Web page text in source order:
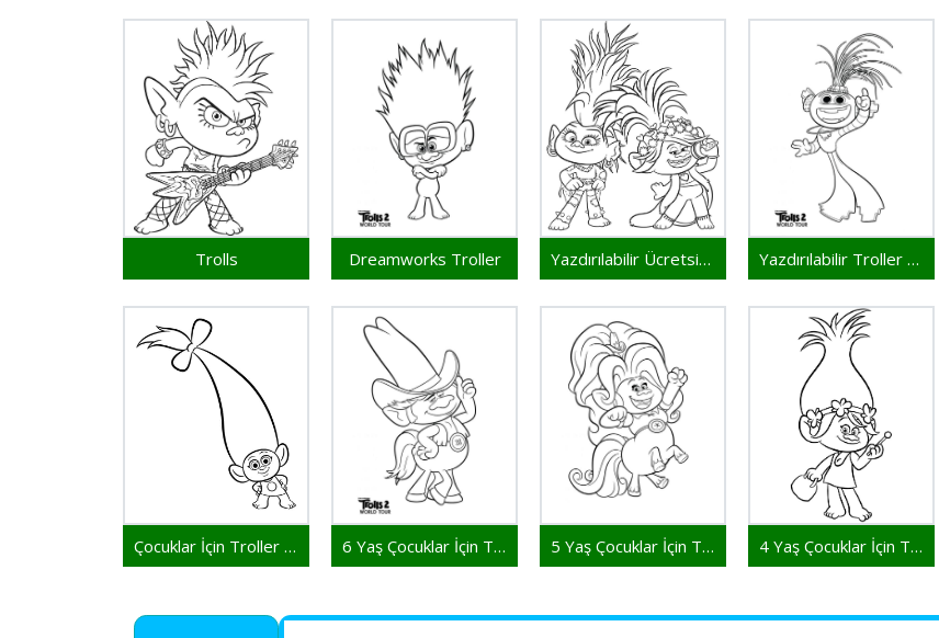
Trolls Dreamworks Troller Yazdırılabilir Ücretsiz Troller Yazdırılabilir Troller Resmi
Çocuklar İçin Troller Yazdırılabilir 6 Yaş Çocuklar İçin Troller 5 Yaş Çocuklar İçin Troller 4 Yaş Çocuklar İçin Troller